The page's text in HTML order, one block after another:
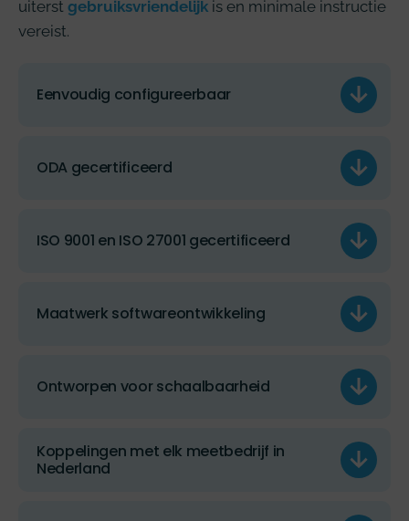
uiterst gebruiksvriendelijk is en minimale instructie
vereist.
Eenvoudig configureerbaar
ODA gecertificeerd
ISO 9001 en ISO 27001 gecertificeerd
Maatwerk softwareontwikkeling
Ontworpen voor schaalbaarheid
Koppelingen met elk meetbedrijf in
Nederland